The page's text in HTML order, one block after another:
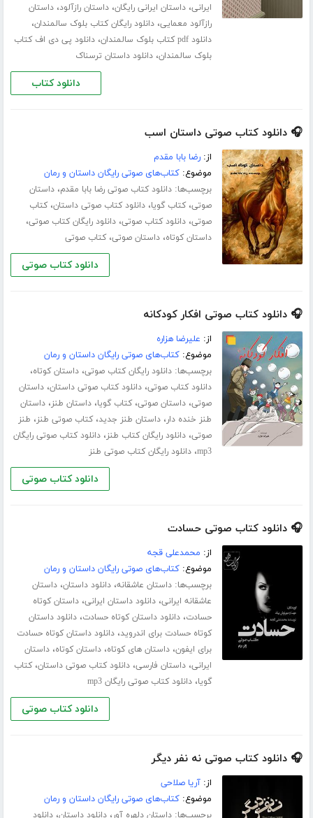
ایرانی،داستان ایرانی رایگان،داستان رازآلود،داستان
رازآلود معمایی،دانلود رایگان کتاب بلوک سالمندان،
دانلود pdf کتاب بلوک سالمندان ،دانلود پی دی اف کتاب
بلوک سالمندان،دانلود داستان ترسناک
دانلود کتاب
🎧 دانلود کتاب صوتی داستان اسب
از:رضا بابا مقدم
موضوع:کتاب‌های صوتی رایگان داستان و رمان
برچسب‌ها:دانلود کتاب صوتی رضا بابا مقدم،داستان
صوتی،کتاب گویا،دانلود کتاب صوتی داستان،کتاب
صوتی،دانلود کتاب صوتی،دانلود رایگان کتاب صوتی،
داستان کوتاه،داستان صوتی،کتاب صوتی
دانلود کتاب صوتی
🎧 دانلود کتاب صوتی افکار کودکانه
از: علیرضا هزاره
موضوع:کتاب‌های صوتی رایگان داستان و رمان
برچسب‌ها:دانلود رایگان کتاب صوتی،داستان کوتاه،
دانلود کتاب صوتی،دانلود کتاب صوتی داستان،داستان
صوتی،داستان صوتی،کتاب گویا،داستان طنز،داستان
طنز خنده دار،داستان طنز جدید،کتاب صوتی طنز، طنز
صوتی،دانلود رایگان کتاب طنز،دانلود کتاب صوتی رایگان
mp3،دانلود رایگان کتاب صوتی طنز
دانلود کتاب صوتی
🎧 دانلود کتاب صوتی حسادت
از: محمدعلی قجه
موضوع:کتاب‌های صوتی رایگان داستان و رمان
برچسب‌ها:داستان عاشقانه،دانلود داستان،داستان
عاشقانه ایرانی،دانلود داستان ایرانی،داستان کوتاه
حسادت،دانلود داستان کوتاه حسادت،دانلود داستان
کوتاه حسادت برای اندروید،دانلود داستان کوتاه حسادت
برای ایفون،داستان های کوتاه،داستان کوتاه،داستان
ایرانی،داستان فارسی،دانلود کتاب صوتی داستان،کتاب
گویا،دانلود کتاب صوتی رایگان mp3
دانلود کتاب صوتی
🎧 دانلود کتاب صوتی نه نفر دیگر
از:آریا صلاحی
موضوع:کتاب‌های صوتی رایگان داستان و رمان
برچسب‌ها:داستان دلهره آور،دانلود داستان،دانلود